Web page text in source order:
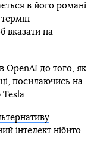
в його романі
вказати на
OpenAI до того, як
посилаючись на
Tesla.
інтелект нібито